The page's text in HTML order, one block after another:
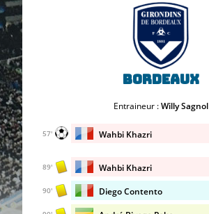
Bordeaux
Entraineur :Willy Sagnol
Wahbi Khazri
57'
Wahbi Khazri
89'
Diego Contento
90'